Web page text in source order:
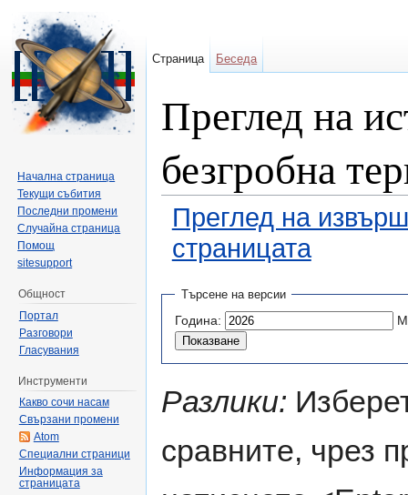
Преглед на
безгробна
Преглед на
страницата
Търсене на версии
Година:
Разлики:
сравните, чрез
Страница Беседа
Начална страница
Текущи събития
Последни промени
Случайна страница
Помощ
sitesupport
Общност
Портал
Разговори
Гласувания
Инструменти
Какво сочи насам
Свързани промени
Atom
Специални страници
Информация за
страницата